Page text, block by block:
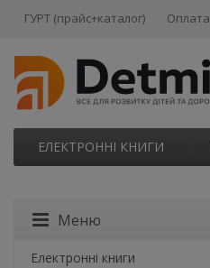
ГУРТ (прайс+каталог) Оплата
ЕЛЕКТРОННІ КНИГИ
Меню
Електронні книги